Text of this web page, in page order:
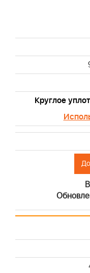
Круглое